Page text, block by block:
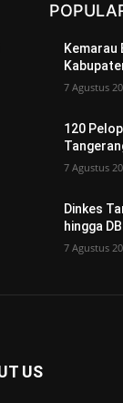
Kemarau
7 Agustus
120
7 Agustus
Dinkes
hingga
7 Agustus
US